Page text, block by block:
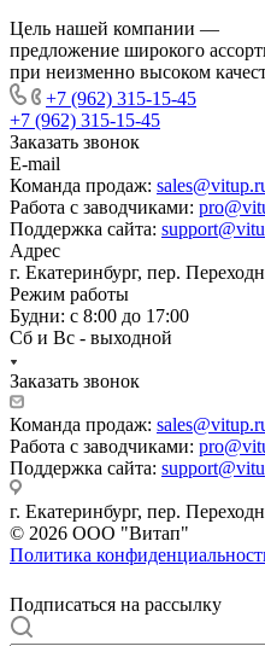
Цель нашей компании —
предложение широкого
при неизменно высоком
+7 (962) 315-15-45
+7 (962) 315-15-45
Заказать звонок
E-mail
Команда продаж:
Работа с заводчиками:
Поддержка сайта:
Адрес
г. Екатеринбург, пер.
Режим работы
Будни: с 8:00 до 17:00
Сб и Вс - выходной
Заказать звонок
Команда продаж:
Работа с заводчиками:
Поддержка сайта:
г. Екатеринбург, пер.
© 2026 ООО "Витап"
Политика
Подписаться на рассылку